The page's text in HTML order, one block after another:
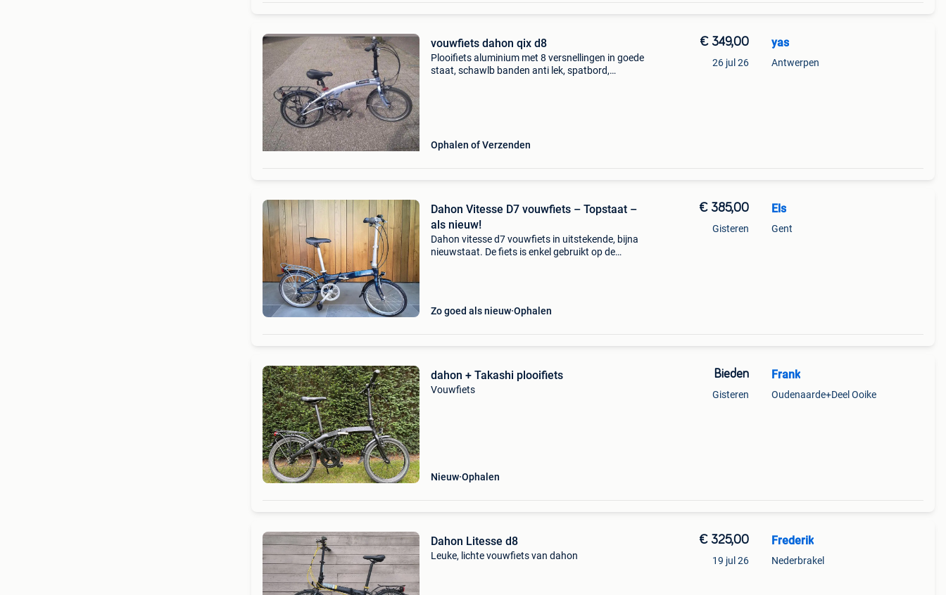
vouwfiets dahon qix d8
Plooifiets aluminium met 8 versnellingen in goede
staat, schawlb banden anti lek, spatbord,
Ophalen of Verzenden
€ 349,00
26 jul 26
yas
Antwerpen
Dahon Vitesse D7 vouwfiets – Topstaat –
als nieuw!
Dahon vitesse d7 vouwfiets in uitstekende, bijna
nieuwstaat. De fiets is enkel gebruikt op de
Zo goed als nieuw Ophalen
€ 385,00
Gisteren
Els
Gent
dahon + Takashi plooifiets
Vouwfiets
Nieuw Ophalen
Bieden
Gisteren
Frank
Oudenaarde+Deel Ooike
Dahon Litesse d8
Leuke, lichte vouwfiets van dahon
€ 325,00
19 jul 26
Frederik
Nederbrakel